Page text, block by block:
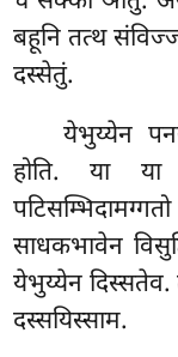
बहूनि तत्थ
दस्सेतुं.
येभुय्येन
होति. या या
साधकभावेन
येभुय्येन दिस्सतेव.
दस्सयिस्साम.